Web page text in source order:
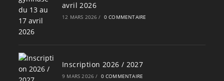
avril 2026
12 MARS 2026 / 0 COMMENTAIRE
Inscription 2026 / 2027
9 MARS 2026 / 0 COMMENTAIRE